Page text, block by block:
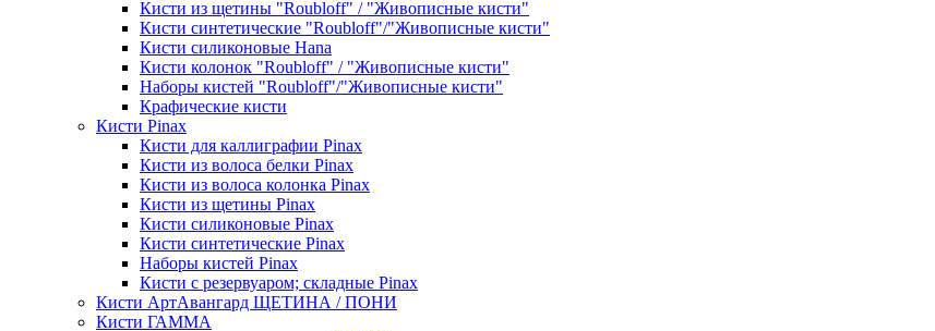
Кисти из щетины "Roubloff" / "Живописные кисти"
Кисти синтетические "Roubloff"/"Живописные кисти"
Кисти силиконовые Hana
Кисти колонок "Roubloff" / "Живописные кисти"
Наборы кистей "Roubloff"/"Живописные кисти"
Крафические кисти
Кисти Pinax
Кисти для каллиграфии Pinax
Кисти из волоса белки Pinax
Кисти из волоса колонка Pinax
Кисти из щетины Pinax
Кисти силиконовые Pinax
Кисти синтетические Pinax
Наборы кистей Pinax
Кисти с резервуаром; складные Pinax
Кисти АртАвангард ЩЕТИНА / ПОНИ
Кисти ГАММА